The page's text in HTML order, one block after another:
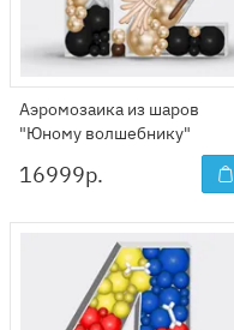
Аэромозаика из шаров
"Юному волшебнику"
16999р.